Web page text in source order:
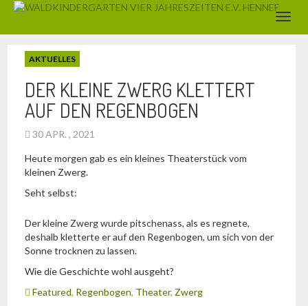
AKTUELLES
DER KLEINE ZWERG KLETTERT
AUF DEN REGENBOGEN
30 APR. , 2021
Heute morgen gab es ein kleines Theaterstück vom
kleinen Zwerg.
Seht selbst:
Der kleine Zwerg wurde pitschenass, als es regnete,
deshalb kletterte er auf den Regenbogen, um sich von der
Sonne trocknen zu lassen.
Wie die Geschichte wohl ausgeht?
Featured, Regenbogen, Theater, Zwerg